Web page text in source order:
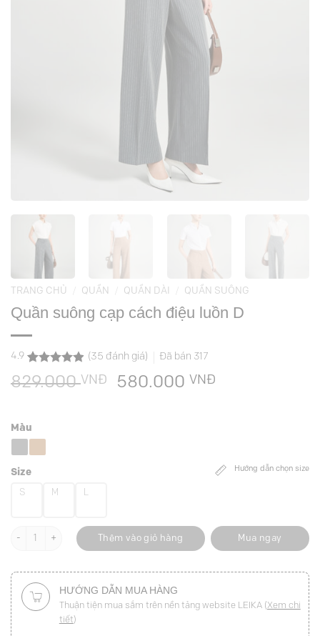
TRANG CHỦ QUẦN QUẦN DÀI QUẦN SUÔNG
Quần suông cạp cách điệu luồn D
4.9
4.9
trên 5
dựa trên
35
(35 đánh giá) Đã bán 317
829.000VNĐ
Giá
580.000 VNĐ
Hướng dẫn chọn size
Màu
Size
S M L
Quần suông cạp cách điệu luồn D số lượng
Thêm vào giỏ hàng Mua ngay
HƯỚNG DẪN MUA HÀNG
Thuận tiện mua sắm trên nền tảng website LEIKA (Xem chi
tiết)